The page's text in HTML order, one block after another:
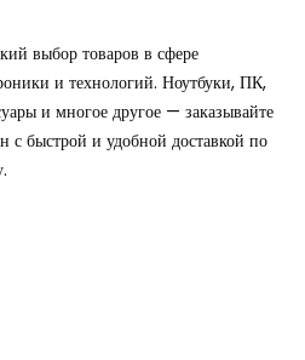
выбор товаров в сфере
и технологий. Ноутбуки, ПК,
и многое другое — заказывайте
с быстрой и удобной доставкой по